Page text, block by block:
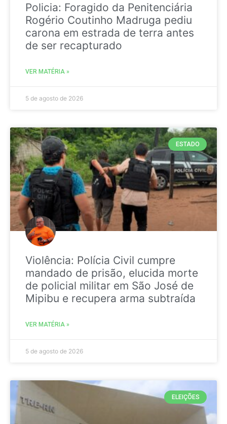
Policia: Foragido da Penitenciária
Rogério Coutinho Madruga pediu
carona em estrada de terra antes
de ser recapturado
VER MATÉRIA »
5 de agosto de 2026
ESTADO
Violência: Polícia Civil cumpre
mandado de prisão, elucida morte
de policial militar em São José de
Mipibu e recupera arma subtraída
VER MATÉRIA »
5 de agosto de 2026
ELEIÇÕES